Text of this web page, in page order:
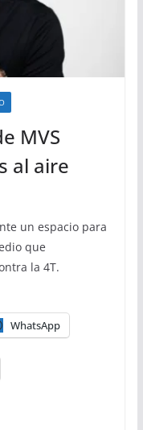
MVS
al aire
un espacio para
que
la 4T.
WhatsApp